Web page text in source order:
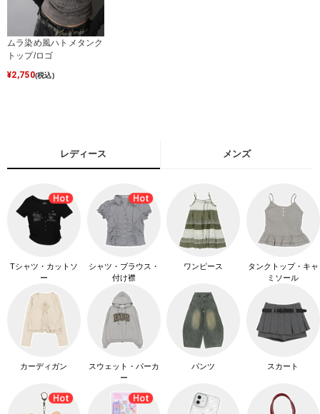
ムラ染め風ハトメタンク
トップ/ロゴ
¥2,750(税込)
レディース メンズ
Tシャツ・カットソ
ー
シャツ・ブラウス・
付け襟
ワンピース
タンクトップ・キャ
ミソール
カーディガン
スウェット・パーカ
ー
パンツ スカート